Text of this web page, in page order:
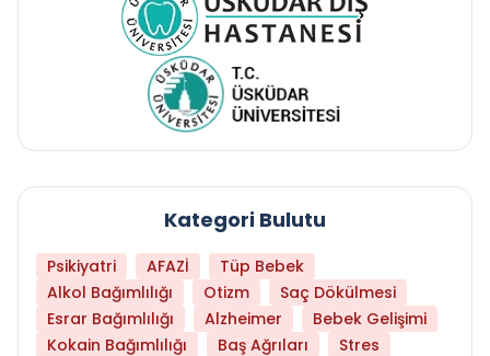
Kategori Bulutu
Psikiyatri AFAZİ
Tüp Bebek
Alkol Bağımlılığı
Otizm
Saç Dökülmesi
Esrar Bağımlılığı
Alzheimer
Bebek Gelişimi
Kokain Bağımlılığı
Baş Ağrıları
Stres